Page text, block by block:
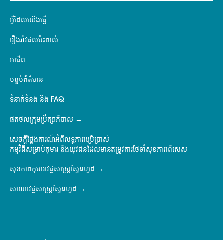
អ្វីដែលយើងធ្វើ
រឿងរ៉ាវផលប៉ះពាល់
អាជីព
បន្ទប់ព័ត៌មាន
ទំនាក់ទំនង និង FAQ
ផតថលក្រុមប្រឹក្សាភិបាល
សេចក្តីថ្លែងការណ៍អំពីលទ្ធភាពប្រើប្រាស់
កម្មវិធីសម្រាប់កុមារ និងយុវជនដែលមានតម្រូវការថែទាំសុខភាពពិសេស
សុខភាពកុមារវេជ្ជសាស្ត្រស្ទែនហ្វដ
សាលាវេជ្ជសាស្ត្រស្ទែនហ្វដ